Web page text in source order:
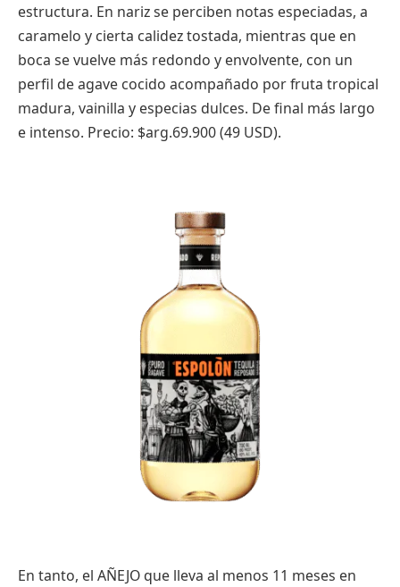
estructura. En nariz se perciben notas especiadas, a
caramelo y cierta calidez tostada, mientras que en
boca se vuelve más redondo y envolvente, con un
perfil de agave cocido acompañado por fruta tropical
madura, vainilla y especias dulces. De final más largo
e intenso. Precio: $arg.69.900 (49 USD).
En tanto, el AÑEJO que lleva al menos 11 meses en